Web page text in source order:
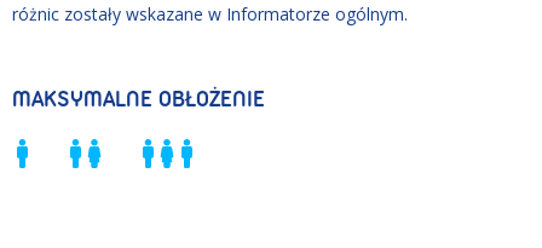
różnic zostały wskazane w Informatorze ogólnym.
MAKSYMALNE OBŁOŻENIE